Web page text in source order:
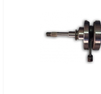
В избранное